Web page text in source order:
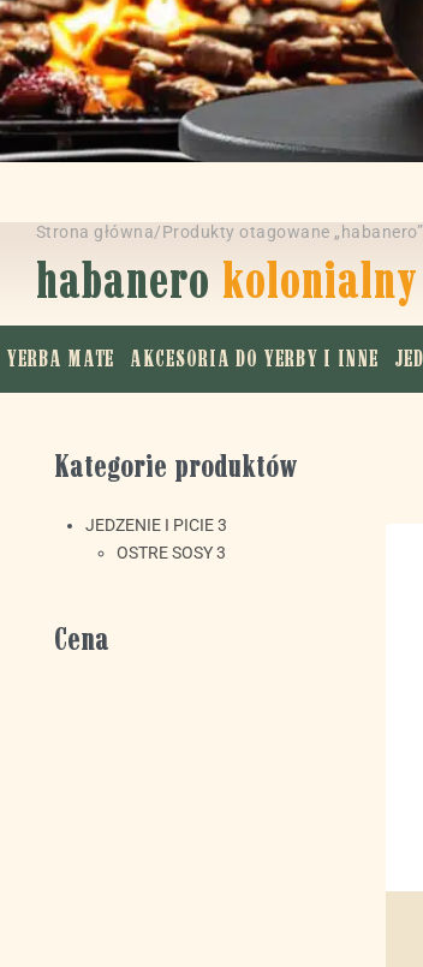
Strona główna/Produkty otagowane „habanero”
habanero kolonialny
YERBA MATE AKCESORIA DO YERBY I INNE
Kategorie produktów
JEDZENIE I PICIE 3
OSTRE SOSY3
Cena